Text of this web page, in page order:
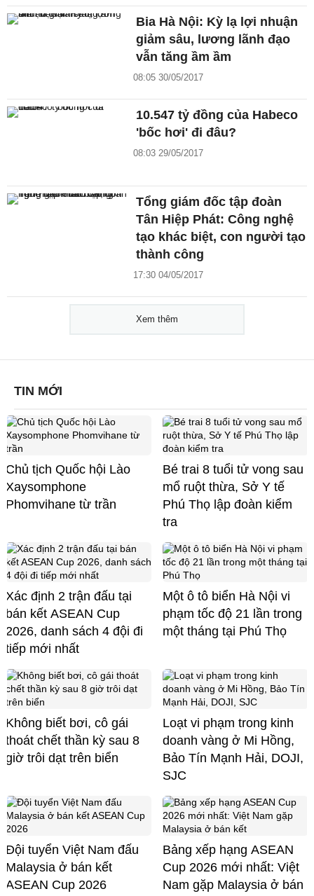
Bia Hà Nội: Kỳ lạ lợi nhuận
giảm sâu, lương lãnh đạo
vẫn tăng ầm ầm
08:05 30/05/2017
10.547 tỷ đồng của Habeco
'bốc hơi' đi đâu?
08:03 29/05/2017
Tổng giám đốc tập đoàn
Tân Hiệp Phát: Công nghệ
tạo khác biệt, con người tạo
thành công
17:30 04/05/2017
Xem thêm
TIN MỚI
Chủ tịch Quốc hội Lào
Xaysomphone
Phomvihane từ trần
Bé trai 8 tuổi tử vong sau
mổ ruột thừa, Sở Y tế
Phú Thọ lập đoàn kiểm
tra
Xác định 2 trận đấu tại
bán kết ASEAN Cup
2026, danh sách 4 đội đi
tiếp mới nhất
Một ô tô biển Hà Nội vi
phạm tốc độ 21 lần trong
một tháng tại Phú Thọ
Không biết bơi, cô gái
thoát chết thần kỳ sau 8
giờ trôi dạt trên biển
Loạt vi phạm trong kinh
doanh vàng ở Mi Hồng,
Bảo Tín Mạnh Hải, DOJI,
SJC
Đội tuyển Việt Nam đấu
Malaysia ở bán kết
ASEAN Cup 2026
Bảng xếp hạng ASEAN
Cup 2026 mới nhất: Việt
Nam gặp Malaysia ở bán